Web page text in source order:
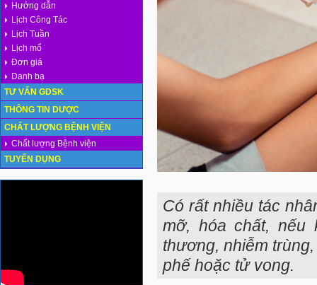
Hướng dẫn
Lịch Công Tác
Lịch Tuần
Lịch mổ
Đơn giá
Danh bạ
TƯ VẤN GDSK
THÔNG TIN DƯỢC
CHẤT LƯỢNG BỆNH VIỆN
Chất lượng Bệnh viện
TUYỂN DỤNG
Có rất nhiều tác
mỡ, hóa chất,
thương, nhiễm
phế hoặc tử vong.